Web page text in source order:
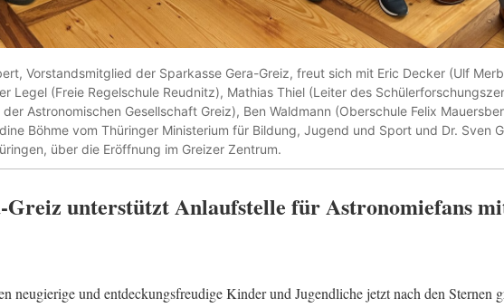
Vorstandsmitglied der Sparkasse Gera-Greiz, freut sich mit Eric Decker (Ulf
Legel (Freie Regelschule Reudnitz), Mathias Thiel (Leiter des
Astronomischen Gesellschaft Greiz), Ben Waldmann (Oberschule Felix
Böhme vom Thüringer Ministerium für Bildung, Jugend und Sport und Dr. Sven
über die Eröffnung im Greizer Zentrum.
Greiz unterstützt Anlaufstelle für Astronomiefans
neugierige und entdeckungsfreudige Kinder und Jugendliche jetzt nach den Sternen